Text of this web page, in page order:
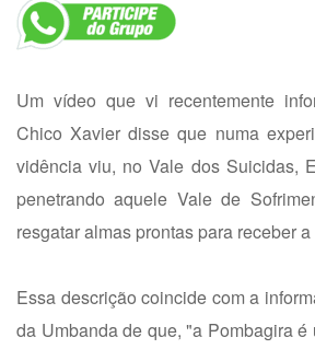
Um vídeo que vi recentemente
Chico Xavier disse que numa
vidência viu, no Vale dos Suicidas,
penetrando aquele Vale de
resgatar almas prontas para receber
Essa descrição coincide com a
da Umbanda de que, "a Pombagira